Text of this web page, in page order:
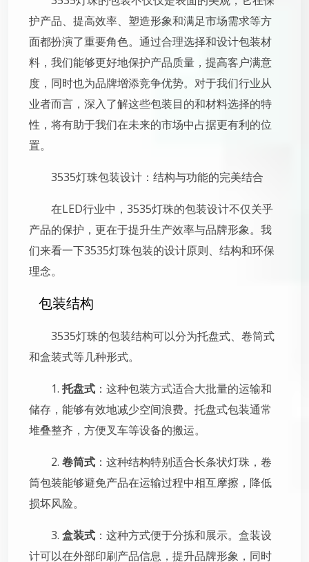
护产品、提高效率、塑造形象和满足市场需求等方
面都扮演了重要角色。通过合理选择和设计包装材
料，我们能够更好地保护产品质量，提高客户满意
度，同时也为品牌增添竞争优势。对于我们行业从
业者而言，深入了解这些包装目的和材料选择的特
性，将有助于我们在未来的市场中占据更有利的位
置。
3535灯珠包装设计：结构与功能的完美结合
在LED行业中，3535灯珠的包装设计不仅关乎
产品的保护，更在于提升生产效率与品牌形象。我
们来看一下3535灯珠包装的设计原则、结构和环保
理念。
包装结构
3535灯珠的包装结构可以分为托盘式、卷筒式
和盒装式等几种形式。
1. 托盘式 ：这种包装方式适合大批量的运输和
储存，能够有效地减少空间浪费。托盘式包装通常
堆叠整齐，方便叉车等设备的搬运。
2. 卷筒式 ：这种结构特别适合长条状灯珠，卷
筒包装能够避免产品在运输过程中相互摩擦，降低
损坏风险。
3. 盒装式 ：这种方式便于分拣和展示。盒装设
计可以在外部印刷产品信息，提升品牌形象，同时